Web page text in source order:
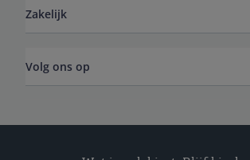
Zakelijk
Volg ons op